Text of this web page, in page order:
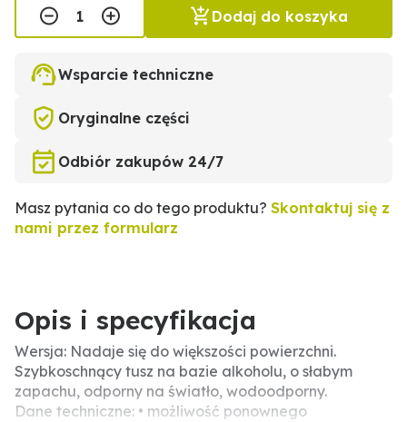
Dodaj do koszyka
Wsparcie techniczne
Oryginalne części
Odbiór zakupów 24/7
Masz pytania co do tego produktu? Skontaktuj się z
nami przez formularz
Opis i specyfikacja
Wersja: Nadaje się do większości powierzchni.
Szybkoschnący tusz na bazie alkoholu, o słabym
zapachu, odporny na światło, wodoodporny.
Dane techniczne: • możliwość ponownego